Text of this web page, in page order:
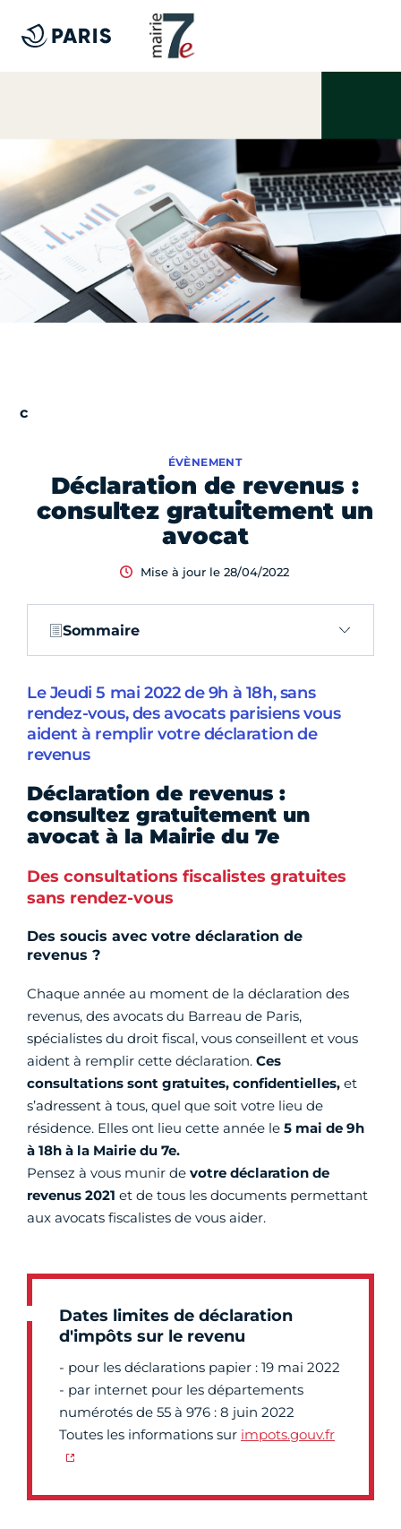
Déclaration de revenus :
consultez gratuitement un
avocat
ÉVÈNEMENT
Mise à jour le 28/04/2022
Sommaire
Le Jeudi 5 mai 2022 de 9h à 18h, sans
rendez-vous, des avocats parisiens vous
aident à remplir votre déclaration de
revenus
Déclaration de revenus :
consultez gratuitement un
avocat à la Mairie du 7e
Des consultations fiscalistes gratuites
sans rendez-vous
Des soucis avec votre déclaration de
revenus ?
Chaque année au moment de la déclaration des
revenus, des avocats du Barreau de Paris,
spécialistes du droit fiscal, vous conseillent et vous
aident à remplir cette déclaration. Ces
consultations sont gratuites, confidentielles, et
s’adressent à tous, quel que soit votre lieu de
résidence. Elles ont lieu cette année le 5 mai de 9h
à 18h à la Mairie du 7e.
Pensez à vous munir de votre déclaration de
revenus 2021 et de tous les documents permettant
aux avocats fiscalistes de vous aider.
Dates limites de déclaration
d'impôts sur le revenu
- pour les déclarations papier : 19 mai 2022
- par internet pour les départements
numérotés de 55 à 976 : 8 juin 2022
Toutes les informations sur impots.gouv.fr